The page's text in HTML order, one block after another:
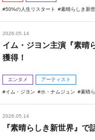
50%の人生リスタート 素晴らしき新
2026.05.14
イム・ジヨン主演『素晴
獲得！
エンタメ アーティスト
イム・ジヨン ホ・ナムジュン 素晴
2026.05.14
『素晴らしき新世界』で